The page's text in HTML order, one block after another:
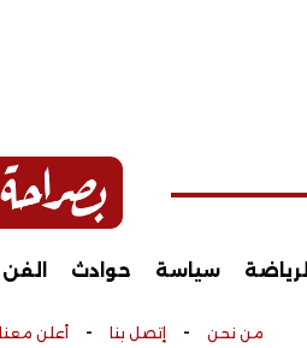
الرياضة سياسة حوادث الفن
من نحن - إتصل بنا - أعلن معنا